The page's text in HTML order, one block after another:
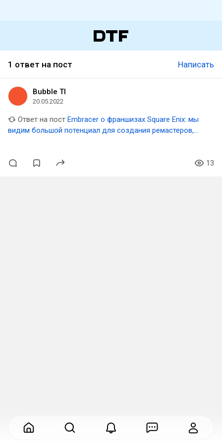
1 ответ на пост Написать
Bubble TI
20.05.2022
Ответ на пост Embracer о франшизах Square Enix: мы
видим большой потенциал для создания ремастеров,
13